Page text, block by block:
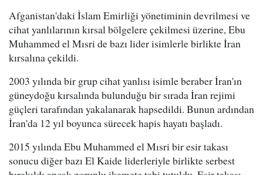
Afganistan'daki İslam Emirliği yönetiminin devrilmesi ve
cihat yanlılarının kırsal bölgelere çekilmesi üzerine, Ebu
Muhammed el Mısri de bazı lider isimlerle birlikte İran
kırsalına çekildi.
2003 yılında bir grup cihat yanlısı isimle beraber İran'ın
güneydoğu kırsalında bulunduğu bir sırada İran rejimi
güçleri tarafından yakalanarak hapsedildi. Bunun ardından
İran'da 12 yıl boyunca sürecek hapis hayatı başladı.
2015 yılında Ebu Muhammed el Mısri bir esir takası
sonucu diğer bazı El Kaide liderleriyle birlikte serbest